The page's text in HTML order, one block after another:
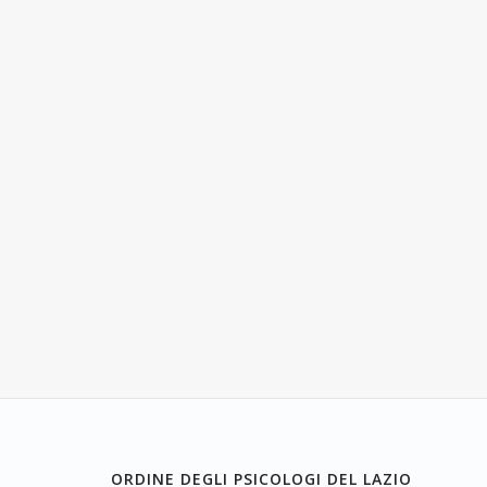
ORDINE DEGLI PSICOLOGI DEL LAZIO